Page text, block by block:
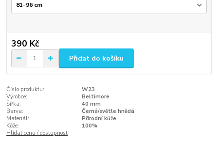
390 Kč
Přidat do košíku
Číslo produktu:
W23
Výrobce:
Beltimore
Šířka:
40 mm
Barva:
Černá/světle hnědá
Materiál:
Přírodní kůže
Kůže:
100%
Hlídat cenu / dostupnost